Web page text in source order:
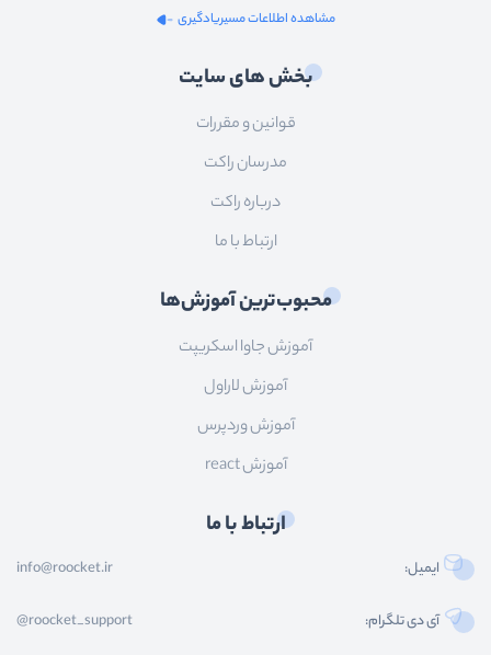
مشاهده اطلاعات مسیریادگیری
بخش های سایت
قوانین و مقررات
مدرسان راکت
درباره راکت
ارتباط با ما
محبوب‌ترین آموزش‌ها
آموزش جاوا اسکریپت
آموزش لاراول
آموزش وردپرس
آموزش react
ارتباط با ما
ایمیل: info@roocket.ir
آی دی تلگرام: @roocket_support